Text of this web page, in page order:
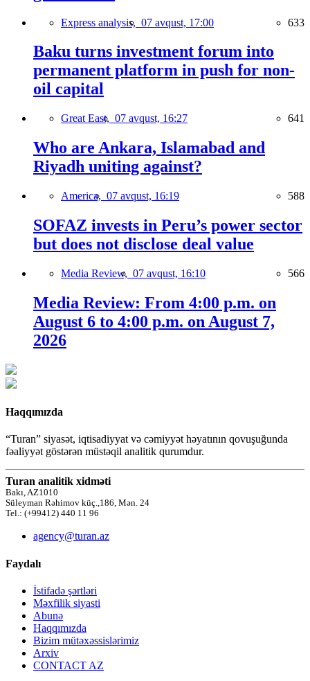
Express analysis, 07 avqust, 17:00 633
Baku turns investment forum into
permanent platform in push for non-
oil capital
Great East, 07 avqust, 16:27 641
Who are Ankara, Islamabad and
Riyadh uniting against?
America, 07 avqust, 16:19 588
SOFAZ invests in Peru’s power sector
but does not disclose deal value
Media Review, 07 avqust, 16:10 566
Media Review: From 4:00 p.m. on
August 6 to 4:00 p.m. on August 7,
2026
Haqqımızda
“Turan” siyasət, iqtisadiyyat və cəmiyyət həyatının qovuşuğunda
fəaliyyət göstərən müstəqil analitik qurumdur.
Turan analitik xidməti
Bakı, AZ1010
Süleyman Rəhimov küç.,186, Mən. 24
Tel.: (+99412) 440 11 96
agency@turan.az
Faydalı
İstifadə şərtləri
Məxfilik siyasti
Abunə
Haqqımızda
Bizim mütəxəssislərimiz
Arxiv
CONTACT AZ